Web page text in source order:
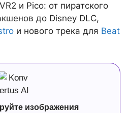
и Pico: от пиратского
до Disney DLC,
и нового трека для Beat
изображения